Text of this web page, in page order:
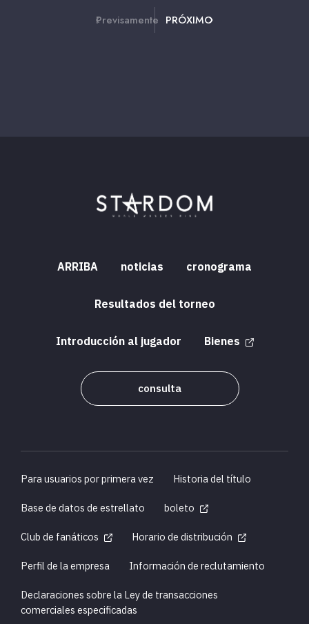
Previsamente PRÓXIMO
ARRIBA noticias cronograma
Resultados del torneo
Introducción al jugador Bienes
consulta
Para usuarios por primera vez
Historia del título
Base de datos de estrellato
boleto
Club de fanáticos
Horario de distribución
Perfil de la empresa
Información de reclutamiento
Declaraciones sobre la Ley de transacciones
comerciales especificadas